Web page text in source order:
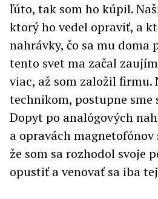
ľúto, tak som ho kúpil.
ktorý ho vedel opraviť, a
nahrávky, čo sa mu doma
tento svet ma začal
viac, až som založil firmu.
technikom, postupne sme
Dopyt po analógových
a opravách
že som sa rozhodol svoje
opustiť a venovať sa iba